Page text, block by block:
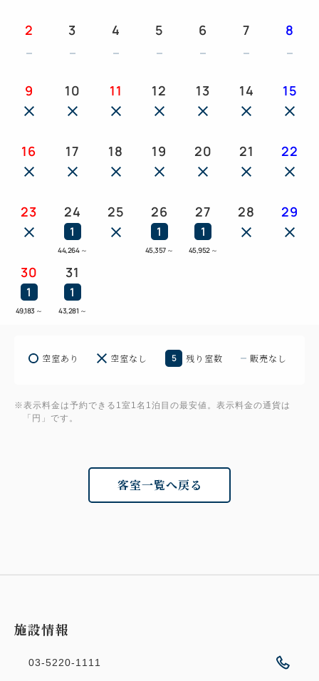
○ インルームダイニング
○ バスローブ
○ ミネラルウォーター
けます。
2 3 4 5 6 7 8
9 10 11 12 13 14 15
16 17 18 19 20 21 22
23 24
1
44,264 ～
25 26
1
45,357 ～
27
1
45,952 ～
28 29
30
1
49,183 ～
31
1
43,281 ～
空室あり 空室なし 5 残り室数 販売なし
※表示料金は予約できる1室1名1泊目の最安値。表示料金の通貨は
「円」です。
客室一覧へ戻る
施設情報
03-5220-1111